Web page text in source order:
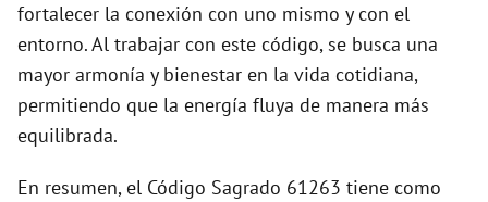
fortalecer la conexión con uno mismo y con el
entorno. Al trabajar con este código, se busca una
mayor armonía y bienestar en la vida cotidiana,
permitiendo que la energía fluya de manera más
equilibrada.
En resumen, el Código Sagrado 61263 tiene como